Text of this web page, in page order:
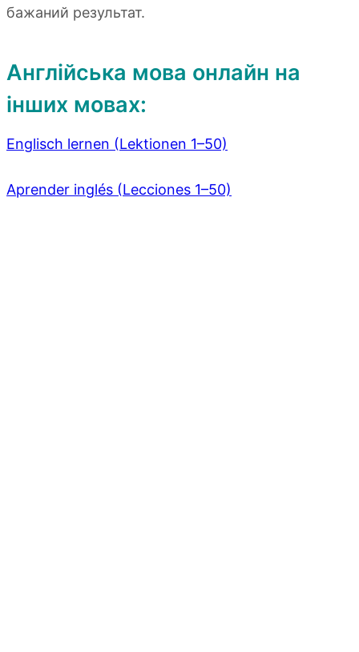
бажаний результат.
Англійська мова онлайн на
інших мовах:
Englisch lernen (Lektionen 1–50)
Aprender inglés (Lecciones 1–50)